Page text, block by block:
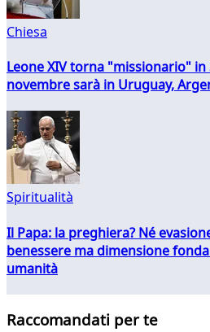
Chiesa
Leone XIV torna "missionario" in
novembre sarà in Uruguay,
Spiritualità
Il Papa: la preghiera? Né
benessere ma dimensione
umanità
Raccomandati per te